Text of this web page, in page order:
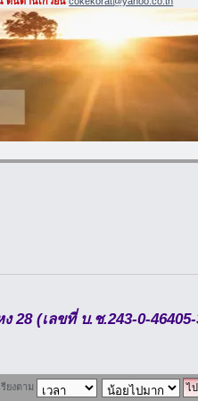
28 (เลขที่ บ.ช.243-0-
รียงตาม